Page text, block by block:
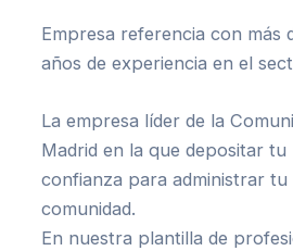
Empresa referencia con más
años de experiencia en el
La empresa líder de la
Madrid en la que depositar tu
confianza para administrar tu
comunidad.
En nuestra plantilla de